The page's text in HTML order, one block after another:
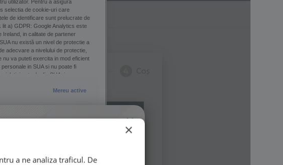
×
×
a ne analiza traficul. De